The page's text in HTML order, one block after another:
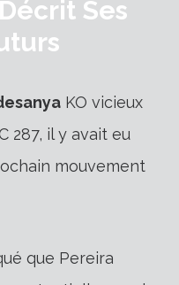
Ses
KO vicieux
287, il y avait eu
mouvement
que Pereira